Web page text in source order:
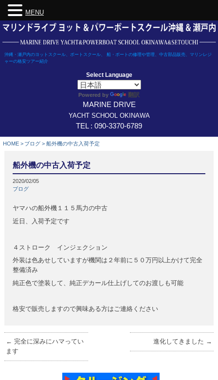
Skip
content
沖縄・瀬戸内のヨットスクール、ボートスクール、 船・ボートの修理や管理、中古部品販売、マリンレジ
ャーの格安ツアー紹介
Select Language
Powered by 翻訳
MARINE DRIVE
YACHT SCHOOL OKINAWA
TEL : 090-3370-6789
HOME > ブログ > 船外機の中古入荷予定
船外機の中古入荷予定
2020/02/05
ブログ
ヤマハの船外機１１５馬力の中古
近日、入荷予定です
４ストローク インジェクション
外装は色あせしていますが機関は２年前に５０万円以上かけて完全
整備済み
純正色で塗装して、純正デカール仕上げしてのお渡しも可能
格安で販売しますので興味ある方はご連絡ください
← 完全に深みにハマってい
ます
進化してきました →
MENU